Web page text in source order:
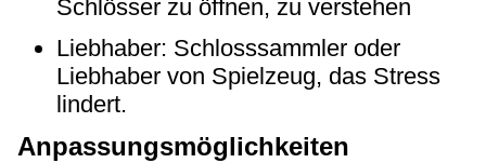
Schlösser zu öffnen, zu verstehen
Liebhaber: Schlosssammler oder
Liebhaber von Spielzeug, das Stress
lindert.
Anpassungsmöglichkeiten